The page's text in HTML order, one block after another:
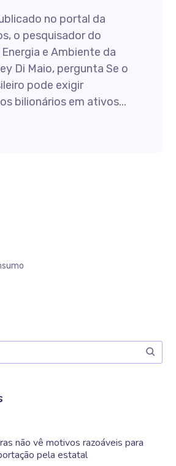
no portal da
o pesquisador do
e Ambiente da
Di Maio, pergunta Se o
pode exigir
bilionários em ativos...
não vê motivos razoáveis para
pela estatal